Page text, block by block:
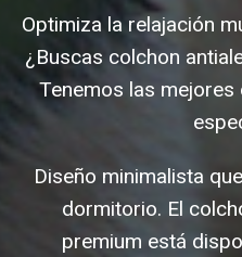
Optimiza la relajación
¿Buscas colchon
Tenemos las
Diseño minimalista
dormitorio. El
premium está